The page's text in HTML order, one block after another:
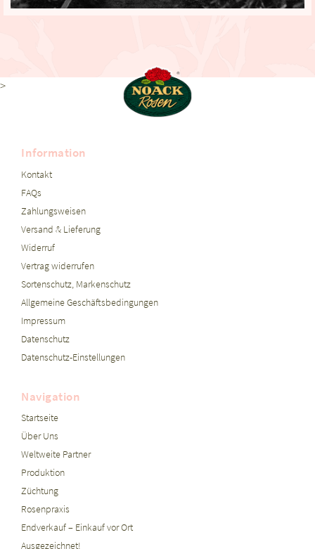
>
Information
Kontakt
FAQs
Zahlungsweisen
Versand & Lieferung
Widerruf
Vertrag widerrufen
Sortenschutz, Markenschutz
Allgemeine Geschäftsbedingungen
Impressum
Datenschutz
Datenschutz-Einstellungen
Navigation
Startseite
Über Uns
Weltweite Partner
Produktion
Züchtung
Rosenpraxis
Endverkauf – Einkauf vor Ort
Ausgezeichnet!